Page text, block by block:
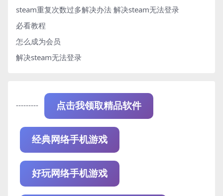
steam重复次数过多解决办法 解决steam无法登录
必看教程
怎么成为会员
解决steam无法登录
--------- 点击我领取精品软件
经典网络手机游戏
好玩网络手机游戏